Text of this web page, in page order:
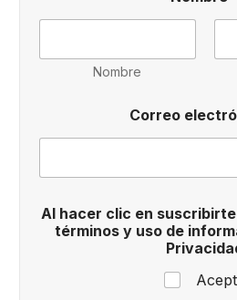
Nombre
Correo
é
r
m
n
Al hacer clic en
términos y uso de